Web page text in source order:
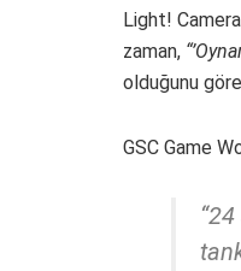
Light!
zaman,
olduğunu
GSC Game